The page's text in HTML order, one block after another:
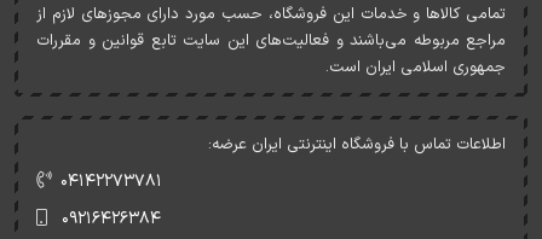
تمامی کالاها و خدمات اين فروشگاه، حسب مورد دارای مجوزهای لازم از
مراجع مربوطه می‌باشند و فعاليت‌های اين سايت تابع قوانين و مقررات
جمهوری اسلامی ايران است.
اطلاعات تماس با فروشگاه اینترنتی ایران عرضه:
۰۴۱۴۲۲۷۳۷۸۱
۰۹۲۱۶۴۲۶۳۸۴